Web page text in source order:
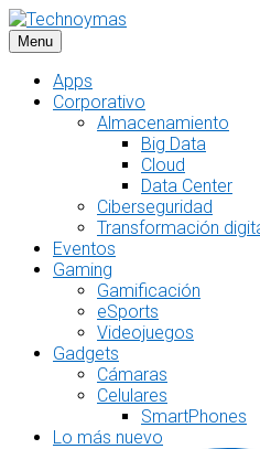
Saltar
al
contenido
Menu
Apps
Corporativo
Almacenamiento
Big Data
Cloud
Data Center
Ciberseguridad
Transformación
Eventos
Gaming
Gamificación
eSports
Videojuegos
Gadgets
Cámaras
Celulares
SmartPhones
Lo más nuevo